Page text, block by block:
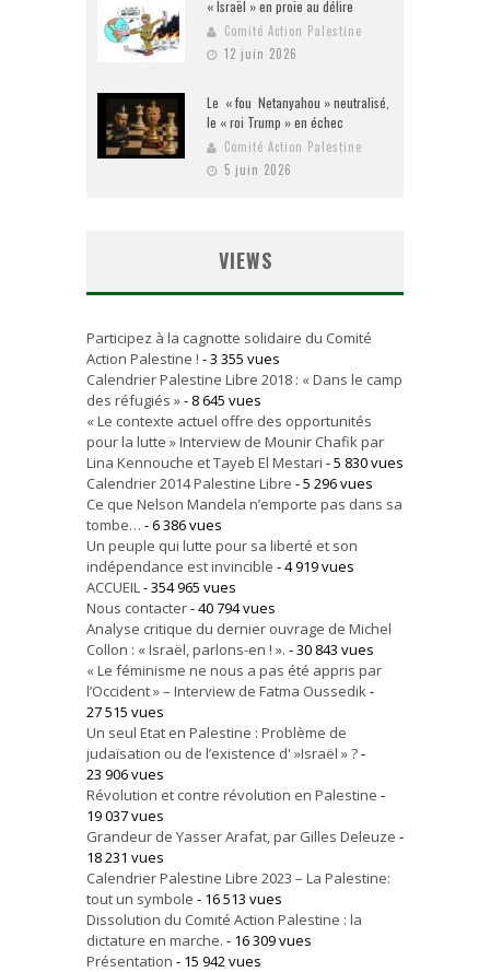
« Israël » en proie au délire
Comité Action Palestine
12 juin 2026
Le « fou Netanyahou » neutralisé,
le « roi Trump » en échec
Comité Action Palestine
5 juin 2026
VIEWS
Participez à la cagnotte solidaire du Comité
Action Palestine ! - 3 355 vues
Calendrier Palestine Libre 2018 : « Dans le camp
des réfugiés »- 8 645 vues
« Le contexte actuel offre des opportunités
pour la lutte » Interview de Mounir Chafik par
Lina Kennouche et Tayeb El Mestari - 5 830 vues
Calendrier 2014 Palestine Libre - 5 296 vues
Ce que Nelson Mandela n’emporte pas dans sa
tombe… - 6 386 vues
Un peuple qui lutte pour sa liberté et son
indépendance est invincible - 4 919 vues
ACCUEIL- 354 965 vues
Nous contacter- 40 794 vues
Analyse critique du dernier ouvrage de Michel
Collon : « Israël, parlons-en ! ». - 30 843 vues
« Le féminisme ne nous a pas été appris par
l’Occident » – Interview de Fatma Oussedik-
27 515 vues
Un seul Etat en Palestine : Problème de
judaïsation ou de l’existence d' »Israël » ?-
23 906 vues
Révolution et contre révolution en Palestine -
19 037 vues
Grandeur de Yasser Arafat, par Gilles Deleuze -
18 231 vues
Calendrier Palestine Libre 2023 – La Palestine:
tout un symbole - 16 513 vues
Dissolution du Comité Action Palestine : la
dictature en marche. - 16 309 vues
Présentation - 15 942 vues